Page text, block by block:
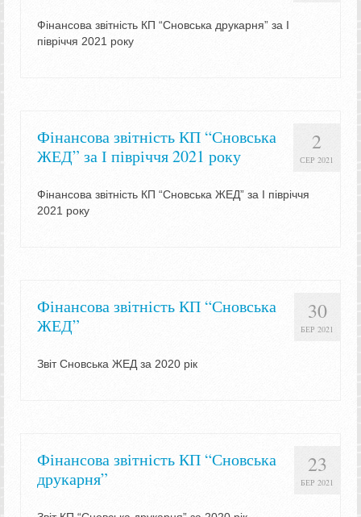
Фінансова звітність КП “Сновська друкарня” за І
півріччя 2021 року
2
СЕР 2021
Фінансова звітність КП “Сновська
ЖЕД” за І півріччя 2021 року
Фінансова звітність КП “Сновська ЖЕД” за І півріччя
2021 року
30
БЕР 2021
Фінансова звітність КП “Сновська
ЖЕД”
Звіт Сновська ЖЕД за 2020 рік
23
БЕР 2021
Фінансова звітність КП “Сновська
друкарня”